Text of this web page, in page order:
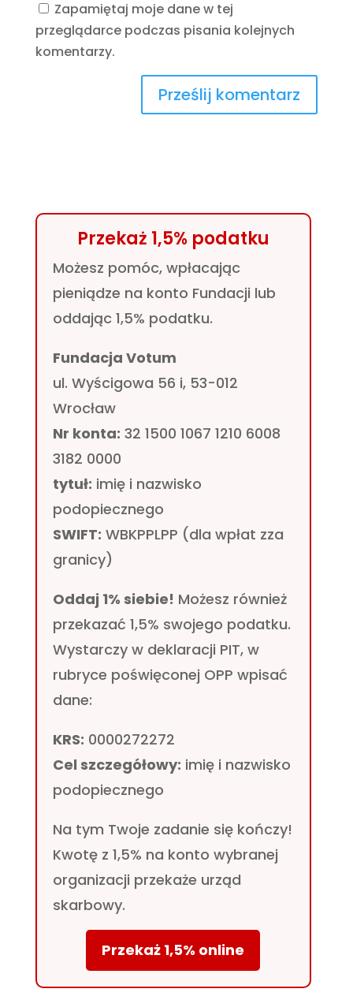
Zapamiętaj moje dane w tej
przeglądarce podczas pisania kolejnych
komentarzy.
Przekaż 1,5% podatku
Możesz pomóc, wpłacając
pieniądze na konto Fundacji lub
oddając 1,5% podatku.
Fundacja Votum
ul. Wyścigowa 56 i, 53-012
Wrocław
Nr konta: 32 1500 1067 1210 6008
3182 0000
tytuł: imię i nazwisko
podopiecznego
SWIFT: WBKPPLPP (dla wpłat zza
granicy)
Oddaj 1% siebie! Możesz również
przekazać 1,5% swojego podatku.
Wystarczy w deklaracji PIT, w
rubryce poświęconej OPP wpisać
dane:
KRS: 0000272272
Cel szczegółowy: imię i nazwisko
podopiecznego
Na tym Twoje zadanie się kończy!
Kwotę z 1,5% na konto wybranej
organizacji przekaże urząd
skarbowy.
Przekaż 1,5% online